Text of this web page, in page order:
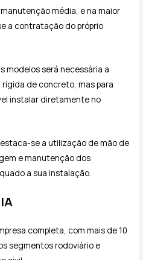
média, e na maior
a contratação do próprio
modelos será necessária a
de concreto, mas para
instalar diretamente no
se a utilização de mão de
e manutenção dos
a sua instalação.
completa, com mais de 10
segmentos rodoviário e